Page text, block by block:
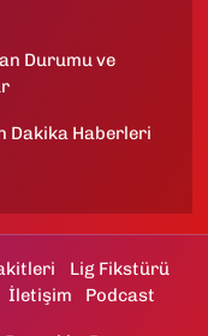
Durumu ve
Dakika Haberleri
Lig Fikstürü
İletişim Podcast